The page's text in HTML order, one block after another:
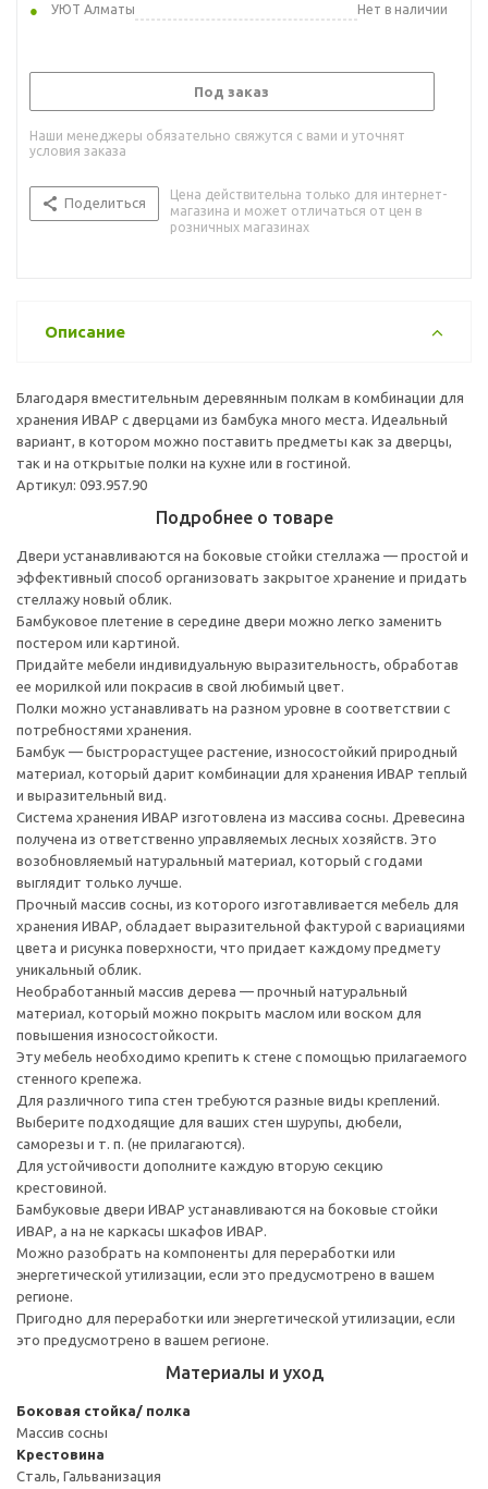
УЮТ Алматы
Нет в наличии
Под заказ
Наши менеджеры обязательно свяжутся с вами и уточнят
условия заказа
Поделиться
Цена действительна только для интернет-
магазина и может отличаться от цен в
розничных магазинах
Описание
Благодаря вместительным деревянным полкам в комбинации для
хранения ИВАР с дверцами из бамбука много места. Идеальный
вариант, в котором можно поставить предметы как за дверцы,
так и на открытые полки на кухне или в гостиной.
Артикул: 093.957.90
Подробнее о товаре
Двери устанавливаются на боковые стойки стеллажа — простой и
эффективный способ организовать закрытое хранение и придать
стеллажу новый облик.
Бамбуковое плетение в середине двери можно легко заменить
постером или картиной.
Придайте мебели индивидуальную выразительность, обработав
ее морилкой или покрасив в свой любимый цвет.
Полки можно устанавливать на разном уровне в соответствии с
потребностями хранения.
Бамбук — быстрорастущее растение, износостойкий природный
материал, который дарит комбинации для хранения ИВАР теплый
и выразительный вид.
Система хранения ИВАР изготовлена из массива сосны. Древесина
получена из ответственно управляемых лесных хозяйств. Это
возобновляемый натуральный материал, который с годами
выглядит только лучше.
Прочный массив сосны, из которого изготавливается мебель для
хранения ИВАР, обладает выразительной фактурой с вариациями
цвета и рисунка поверхности, что придает каждому предмету
уникальный облик.
Необработанный массив дерева — прочный натуральный
материал, который можно покрыть маслом или воском для
повышения износостойкости.
Эту мебель необходимо крепить к стене с помощью прилагаемого
стенного крепежа.
Для различного типа стен требуются разные виды креплений.
Выберите подходящие для ваших стен шурупы, дюбели,
саморезы и т. п. (не прилагаются).
Для устойчивости дополните каждую вторую секцию
крестовиной.
Бамбуковые двери ИВАР устанавливаются на боковые стойки
ИВАР, а на не каркасы шкафов ИВАР.
Можно разобрать на компоненты для переработки или
энергетической утилизации, если это предусмотрено в вашем
регионе.
Пригодно для переработки или энергетической утилизации, если
это предусмотрено в вашем регионе.
Материалы и уход
Боковая стойка/ полка
Массив сосны
Крестовина
Сталь, Гальванизация